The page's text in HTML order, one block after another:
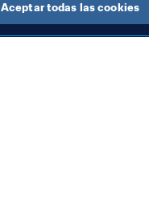
Aceptar todas las cookies